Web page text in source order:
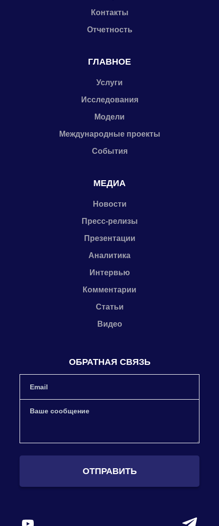
Контакты
Отчетность
ГЛАВНОЕ
Услуги
Исследования
Модели
Международные проекты
События
МЕДИА
Новости
Пресс-релизы
Презентации
Аналитика
Интервью
Комментарии
Статьи
Видео
ОБРАТНАЯ СВЯЗЬ
ОТПРАВИТЬ